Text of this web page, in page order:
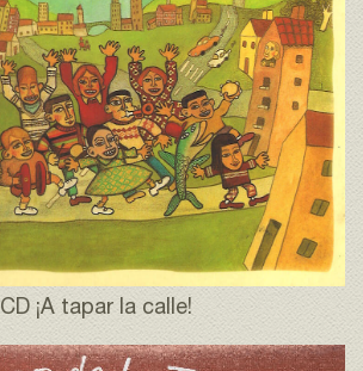
CD ¡A tapar la calle!